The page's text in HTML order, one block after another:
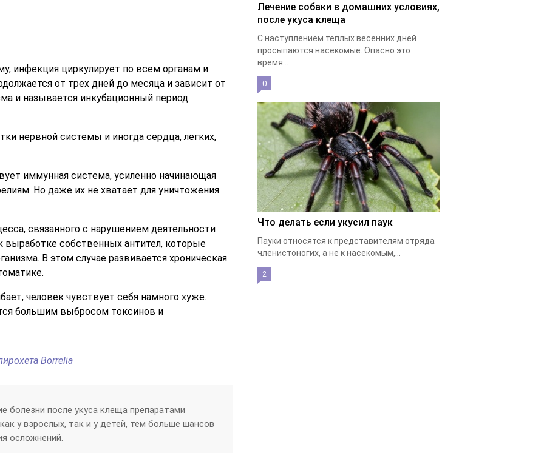
инфекция циркулирует по всем органам и
от трех дней до месяца и зависит от
и называется инкубационный период
нервной системы и иногда сердца, легких,
иммунная система, усиленно начинающая
Но даже их не хватает для уничтожения
связанного с нарушением деятельности
собственных антител, которые
В этом случае развивается хроническая
человек чувствует себя намного хуже.
большим выбросом токсинов и
Borrelia
болезни после укуса клеща препаратами
у взрослых, так и у детей, тем больше шансов
осложнений.
Лечение собаки в домашних условиях,
после укуса клеща
С наступлением теплых весенних дней
просыпаются насекомые. Опасно это
время...
0
Что делать если укусил паук
Пауки относятся к представителям отряда
членистоногих, а не к насекомым,...
2